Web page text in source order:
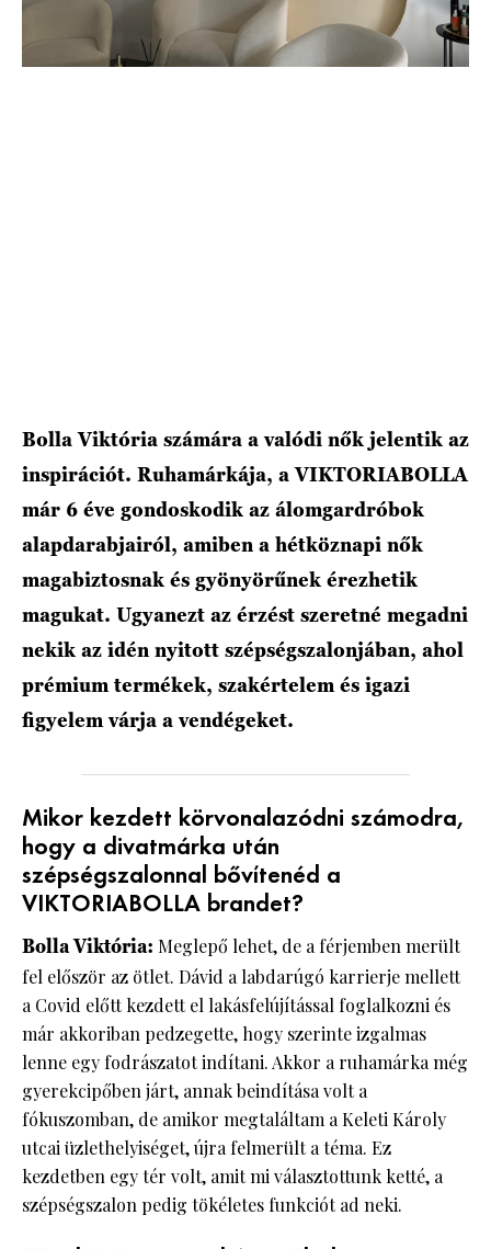
HÍRLEVÉL
Bolla Viktória számára a valódi nők jelentik az
inspirációt. Ruhamárkája, a VIKTORIABOLLA
már 6 éve gondoskodik az álomgardróbok
alapdarabjairól, amiben a hétköznapi nők
magabiztosnak és gyönyörűnek érezhetik
magukat. Ugyanezt az érzést szeretné megadni
nekik az idén nyitott szépségszalonjában, ahol
prémium termékek, szakértelem és igazi
figyelem várja a vendégeket.
Mikor kezdett körvonalazódni számodra,
hogy a divatmárka után
szépségszalonnal bővítenéd a
VIKTORIABOLLA brandet?
Bolla Viktória: Meglepő lehet, de a férjemben merült
fel először az ötlet. Dávid a labdarúgó karrierje mellett
a Covid előtt kezdett el lakásfelújítással foglalkozni és
már akkoriban pedzegette, hogy szerinte izgalmas
lenne egy fodrászatot indítani. Akkor a ruhamárka még
gyerekcipőben járt, annak beindítása volt a
fókuszomban, de amikor megtaláltam a Keleti Károly
utcai üzlethelyiséget, újra felmerült a téma. Ez
kezdetben egy tér volt, amit mi választottunk ketté, a
szépségszalon pedig tökéletes funkciót ad neki.